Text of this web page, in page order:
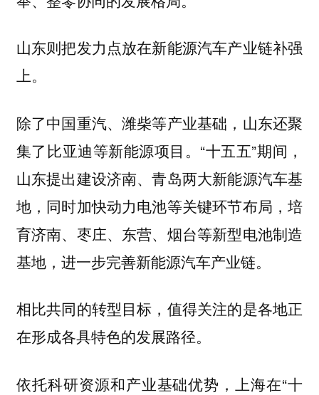
山东则把发力点放在新能源汽车产业链补强
上。
除了中国重汽、潍柴等产业基础，山东还聚
集了比亚迪等新能源项目。“十五五”期间，
山东提出建设济南、青岛两大新能源汽车基
地，同时加快动力电池等关键环节布局，培
育济南、枣庄、东营、烟台等新型电池制造
基地，进一步完善新能源汽车产业链。
相比共同的转型目标， 值得关注的是各地正
在形成各具特色的发展路径。
依托科研资源和产业基础优势，上海在“十